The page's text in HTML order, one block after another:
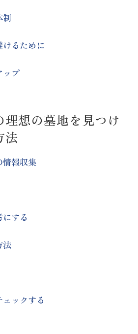
制
るために
ップ
理想の墓地を見つけ
法
情報収集
する
法
ックする